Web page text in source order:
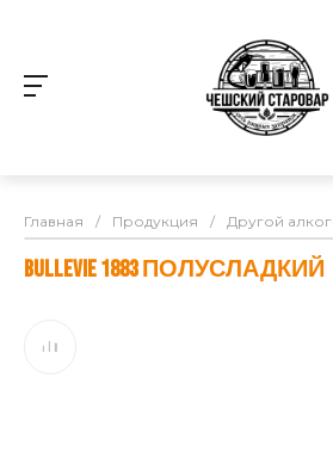
Главная / Продукция / Другой
BULLEVIE 1883 ПОЛУСЛАДКИЙ